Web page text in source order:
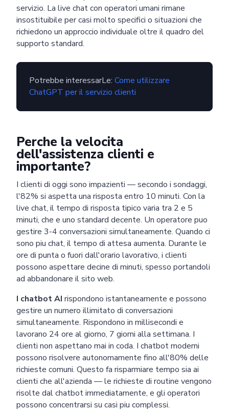
servizio. La live chat con operatori umani rimane
insostituibile per casi molto specifici o situazioni che
richiedono un approccio individuale oltre il quadro del
supporto standard.
Potrebbe interessarLe: Come utilizzare
ChatGPT per il servizio clienti
Perche la velocita
dell'assistenza clienti e
importante?
I clienti di oggi sono impazienti — secondo i sondaggi,
l'82% si aspetta una risposta entro 10 minuti. Con la
live chat, il tempo di risposta tipico varia tra 2 e 5
minuti, che e uno standard decente. Un operatore puo
gestire 3-4 conversazioni simultaneamente. Quando ci
sono piu chat, il tempo di attesa aumenta. Durante le
ore di punta o fuori dall'orario lavorativo, i clienti
possono aspettare decine di minuti, spesso portandoli
ad abbandonare il sito web.
I chatbot AI rispondono istantaneamente e possono
gestire un numero illimitato di conversazioni
simultaneamente. Rispondono in millisecondi e
lavorano 24 ore al giorno, 7 giorni alla settimana. I
clienti non aspettano mai in coda. I chatbot moderni
possono risolvere autonomamente fino all'80% delle
richieste comuni. Questo fa risparmiare tempo sia ai
clienti che all'azienda — le richieste di routine vengono
risolte dal chatbot immediatamente, e gli operatori
possono concentrarsi su casi piu complessi.